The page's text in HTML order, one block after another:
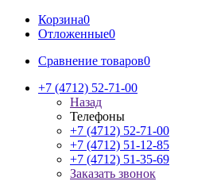
Корзина0
Отложенные0
Сравнение товаров0
+7 (4712) 52-71-00
Назад
Телефоны
+7 (4712) 52-71-00
+7 (4712) 51-12-85
+7 (4712) 51-35-69
Заказать звонок